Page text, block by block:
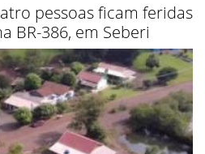
pessoas ficam feridas
BR-386, em Seberi